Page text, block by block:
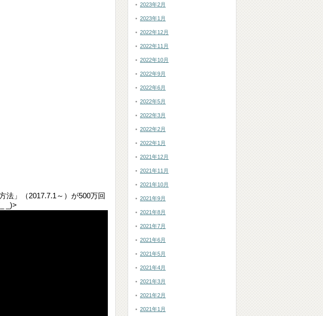
法」（2017.7.1～）が500万回
_)>
2023年2月
2023年1月
2022年12月
2022年11月
2022年10月
2022年9月
2022年6月
2022年5月
2022年3月
2022年2月
2022年1月
2021年12月
2021年11月
2021年10月
2021年9月
2021年8月
2021年7月
2021年6月
2021年5月
2021年4月
2021年3月
2021年2月
2021年1月